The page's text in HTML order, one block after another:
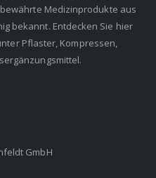
Medizinprodukte aus
bekannt. Entdecken Sie hier
Pflaster, Kompressen,
GmbH